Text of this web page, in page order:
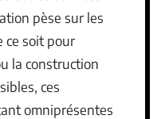
pèse sur les
ce soit pour
la construction
ces
omniprésentes